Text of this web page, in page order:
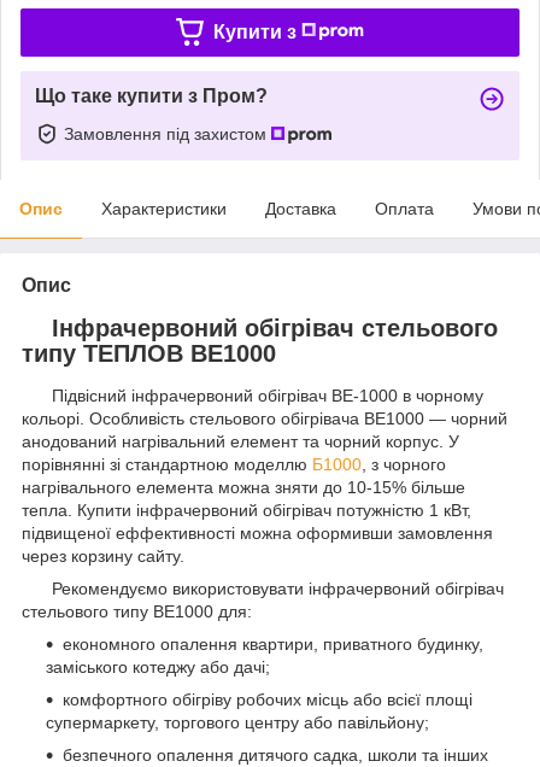
Купити з
Що таке купити з Пром?
Замовлення під захистом
Опис Характеристики Доставка Оплата Умови
Опис
Інфрачервоний обігрівач стельового
типу ТЕПЛОВ ВЕ1000
Підвісний інфрачервоний обігрівач ВЕ-1000 в чорному
кольорі. Особливість стельового обігрівача ВЕ1000 — чорний
анодований нагрівальний елемент та чорний корпус. У
порівнянні зі стандартною моделлю Б1000, з чорного
нагрівального елемента можна зняти до 10-15% більше
тепла. Купити інфрачервоний обігрівач потужністю 1 кВт,
підвищеної еффективності можна оформивши замовлення
через корзину сайту.
Рекомендуємо використовувати інфрачервоний обігрівач
стельового типу ВЕ1000 для:
економного опалення квартири, приватного будинку,
заміського котеджу або дачі;
комфортного обігріву робочих місць або всієї площі
супермаркету, торгового центру або павільйону;
безпечного опалення дитячого садка, школи та інших